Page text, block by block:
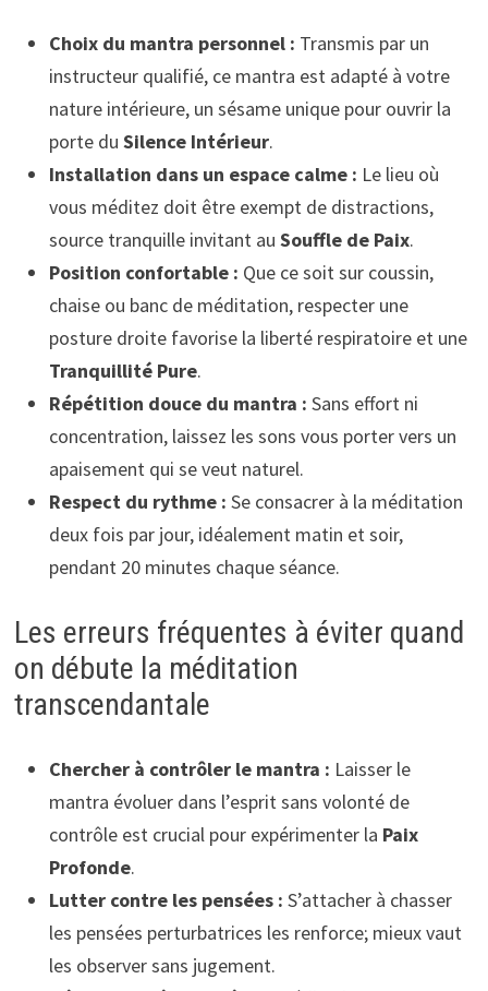
Choix du mantra personnel : Transmis par un
instructeur qualifié, ce mantra est adapté à votre
nature intérieure, un sésame unique pour ouvrir la
porte du Silence Intérieur.
Installation dans un espace calme : Le lieu où
vous méditez doit être exempt de distractions,
source tranquille invitant au Souffle de Paix.
Position confortable : Que ce soit sur coussin,
chaise ou banc de méditation, respecter une
posture droite favorise la liberté respiratoire et une
Tranquillité Pure.
Répétition douce du mantra : Sans effort ni
concentration, laissez les sons vous porter vers un
apaisement qui se veut naturel.
Respect du rythme : Se consacrer à la méditation
deux fois par jour, idéalement matin et soir,
pendant 20 minutes chaque séance.
Les erreurs fréquentes à éviter quand
on débute la méditation
transcendantale
Chercher à contrôler le mantra : Laisser le
mantra évoluer dans l’esprit sans volonté de
contrôle est crucial pour expérimenter la Paix
Profonde.
Lutter contre les pensées : S’attacher à chasser
les pensées perturbatrices les renforce; mieux vaut
les observer sans jugement.